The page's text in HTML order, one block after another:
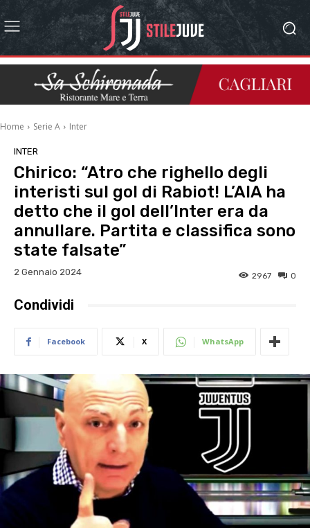
Home Serie A Inter
INTER
Chirico: “Atro che righello degli
interisti sul gol di Rabiot! L’AIA ha
detto che il gol dell’Inter era da
annullare. Partita e classifica sono
state falsate”
2 Gennaio 2024 0
2967
Condividi
Facebook X WhatsApp